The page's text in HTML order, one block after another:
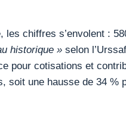
les chiffres s’envolent :
historique » selon
pour cotisations et
soit une hausse de 34 %